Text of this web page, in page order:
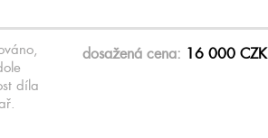
díla
dosažená cena: 16 000 CZK